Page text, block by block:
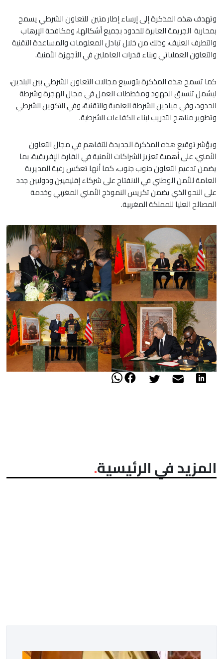
وتهدف هذه المذكرة إلى إرساء إطار متين للتعاون الشرطي يسمح
بمحاربة الجريمة العابرة للحدود بجميع أشكالها، ومكافحة الإرهاب
والتطرف العنيف، وذلك من خلال تبادل المعلومات والمساعدة التقنية
والتعاون العملياتي وبناء قدرات العاملين في الأجهزة الأمنية.
كما تسمح هذه المذكرة بتوسيع مجالات التعاون الشرطي بين البلدين،
ليشمل تنسيق الجهود ومخططات العمل في مجال الهجرة وشرطة
الحدود، وفي ميادين الشرطة العلمية والتقنية، وفي التكوين الشرطي
وتطوير مناهج التدريب لبناء الكفاءات الشرطية.
ويؤشر توقيع هذه المذكرة الجديدة للتفاهم في مجال التعاون
الأمني، على أهمية تعزيز الشراكات الأمنية في القارة الإفريقية، بما
يضمن تدعيم التعاون جنوب جنوب، كما أنها تعكس رغبة المديرية
العامة للأمن الوطني في الانفتاح على شركاء إقليميين ودوليين جدد
على النحو الذي يضمن تكريس النموذج الأمني المغربي وخدمة
المصالح العليا للمملكة المغربية.
المزيد في الرئيسية